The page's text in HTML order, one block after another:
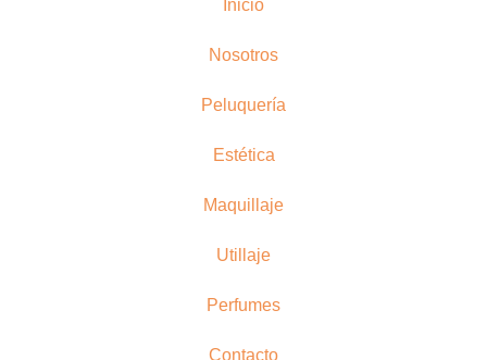
Inicio
Nosotros
Peluquería
Estética
Maquillaje
Utillaje
Perfumes
Contacto